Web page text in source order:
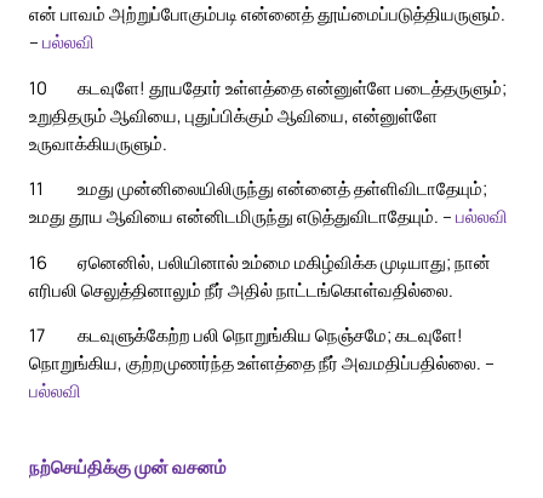
என் பாவம் அற்றுப்போகும்படி என்னைத் தூய்மைப்படுத்தியருளும்.
– பல்லவி
10
கடவுளே! தூயதோர் உள்ளத்தை என்னுள்ளே படைத்தருளும்;
உறுதிதரும் ஆவியை, புதுப்பிக்கும் ஆவியை, என்னுள்ளே
உருவாக்கியருளும்.
11
உமது முன்னிலையிலிருந்து என்னைத் தள்ளிவிடாதேயும்;
உமது தூய ஆவியை என்னிடமிருந்து எடுத்துவிடாதேயும். – பல்லவி
16
ஏனெனில், பலியினால் உம்மை மகிழ்விக்க முடியாது; நான்
எரிபலி செலுத்தினாலும் நீர் அதில் நாட்டங்கொள்வதில்லை.
17
கடவுளுக்கேற்ற பலி நொறுங்கிய நெஞ்சமே; கடவுளே!
நொறுங்கிய, குற்றமுணர்ந்த உள்ளத்தை நீர் அவமதிப்பதில்லை. –
பல்லவி
நற்செய்திக்கு முன் வசனம்